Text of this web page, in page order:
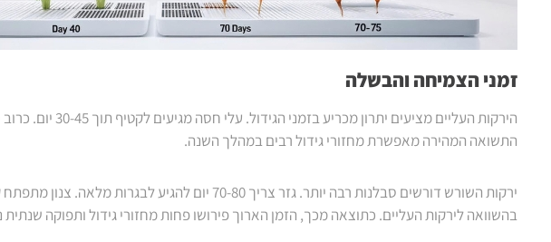
זמני הצמיחה והבשלה
התשואה המהירה מאפשרת מחזורי גידול רבים במהלך השנה.
בהשוואה לירקות העליים. כתוצאה מכך, הזמן הארוך פירושו פחות מחזורי גידול ותפוקה שנתית